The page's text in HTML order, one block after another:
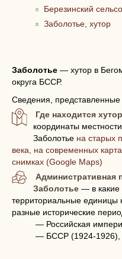
Березинский
Заболотье, хутор
Заболотье — хутор в
округа БССР.
Сведения,
Где находится
координаты
Заболотье на старых
века, на современных
снимках (Google Maps)
Административная
Заболотье — в какие
территориальные единицы
разные исторические
— Российская
— БССР (1924-1926),